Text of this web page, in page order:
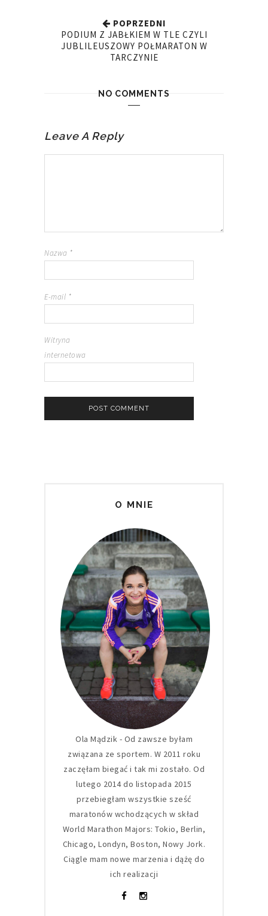
POPRZEDNI
PODIUM Z JABŁKIEM W TLE CZYLI
JUBLILEUSZOWY POŁMARATON W
TARCZYNIE
NO COMMENTS
Leave A Reply
Nazwa *
E-mail *
Witryna
internetowa
O MNIE
Ola Mądzik - Od zawsze byłam
związana ze sportem. W 2011 roku
zaczęłam biegać i tak mi zostało. Od
lutego 2014 do listopada 2015
przebiegłam wszystkie sześć
maratonów wchodzących w skład
World Marathon Majors: Tokio, Berlin,
Chicago, Londyn, Boston, Nowy Jork.
Ciągle mam nowe marzenia i dążę do
ich realizacji